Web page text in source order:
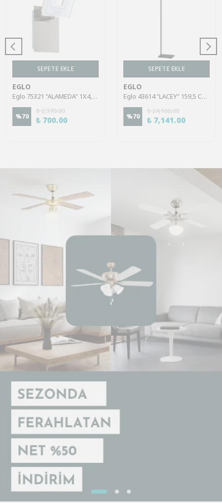
SEPETE EKLE
EGLO
Eglo 75321 "ALAMEDA" 1X4,5W Çelik Nikel Mat Sıva Üstü Spot
%70
₺ 2,370.00
₺ 700.00
SEPETE EKLE
EGLO
Eglo 43614 "LACEY" 159,5 Cm Yüksekliğinde Çelik, Ahşap Köşe Lambası Lambader
%70
₺ 24,166.00
₺ 7,141.00